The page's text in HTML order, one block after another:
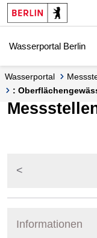
Springe zur Navigation
Springe zum Inhalt
Wasserportal Berlin
Wasserportal
:
Informationen